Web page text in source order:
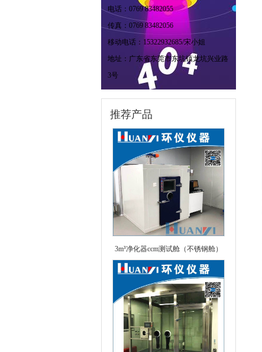
电话：0769 83482055
传真：0769 83482056
移动电话：15322932685/宋小姐
地址：广东省东莞市东坑镇龙坑兴业路
3号
推荐产品
3m³净化器ccm测试舱（不锈钢舱）